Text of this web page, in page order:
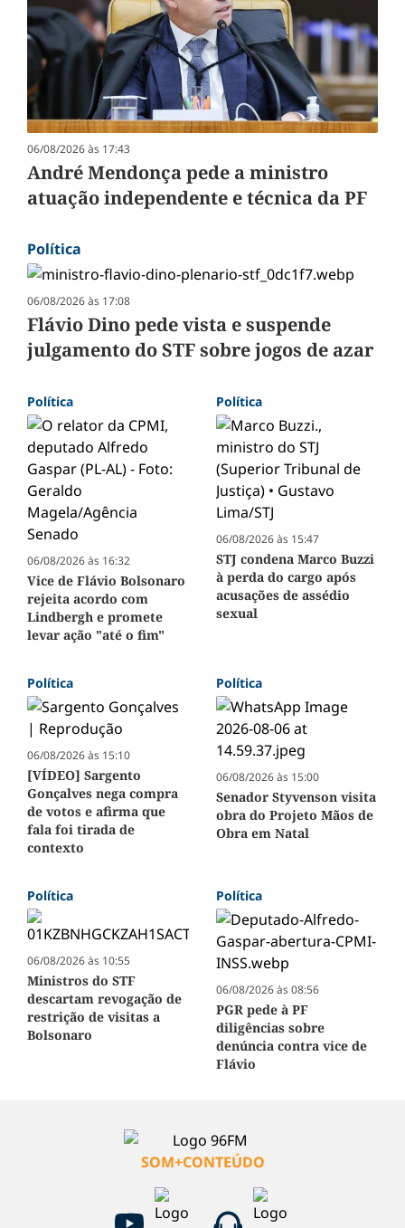
06/08/2026 às 17:43
André Mendonça pede a ministro
atuação independente e técnica da PF
Política
06/08/2026 às 17:08
Flávio Dino pede vista e suspende
julgamento do STF sobre jogos de azar
Política
06/08/2026 às 16:32
Vice de Flávio Bolsonaro
rejeita acordo com
Lindbergh e promete
levar ação "até o fim"
Política
06/08/2026 às 15:47
STJ condena Marco Buzzi
à perda do cargo após
acusações de assédio
sexual
Política
06/08/2026 às 15:10
[VÍDEO] Sargento
Gonçalves nega compra
de votos e afirma que
fala foi tirada de
contexto
Política
06/08/2026 às 15:00
Senador Styvenson visita
obra do Projeto Mãos de
Obra em Natal
Política
06/08/2026 às 10:55
Ministros do STF
descartam revogação de
restrição de visitas a
Bolsonaro
Política
06/08/2026 às 08:56
PGR pede à PF
diligências sobre
denúncia contra vice de
Flávio
SOM+CONTEÚDO